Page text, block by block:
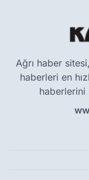
Ağrı haber
haberleri en